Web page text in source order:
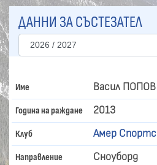
ДАННИ ЗА СЪСТЕЗАТЕЛ
Име Васил ПОПОВ
Година на раждане 2013
Клуб Амер Спортс
Направление Сноуборд